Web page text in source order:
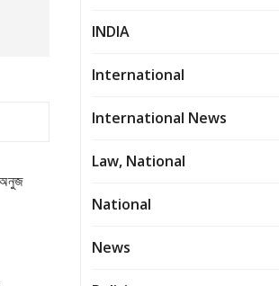
INDIA
International
International News
Law, National
National
News